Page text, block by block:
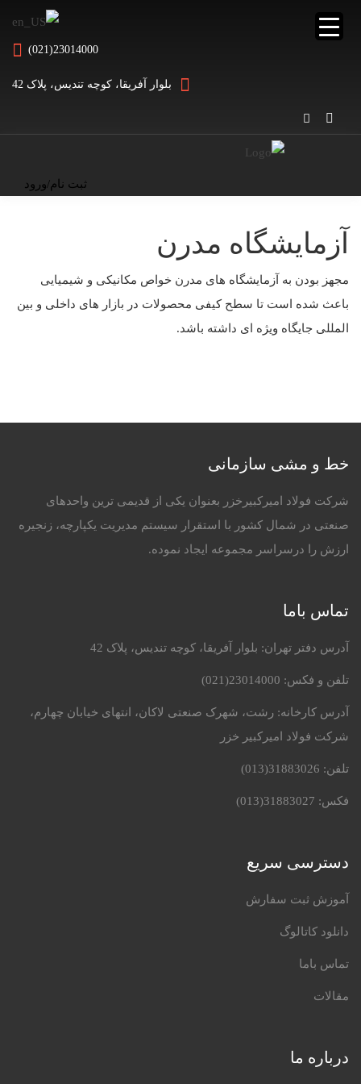
(021)23014000
بلوار آفریقا، کوچه تندیس، پلاک 42
ثبت نام/ورود
آزمایشگاه مدرن
مجهز بودن به آزمایشگاه های مدرن خواص مکانیکی و شیمیایی
باعث شده است تا سطح کیفی محصولات در بازار های داخلی و بین
المللی جایگاه ویژه ای داشته باشد.
خط و مشی سازمانی
شرکت فولاد امیرکبیرخزر بعنوان یکی از قدیمی ترین واحدهای
صنعتی در شمال کشور با استقرار سیستم مدیریت یکپارچه، زنجیره
ارزش را درسراسر مجموعه ایجاد نموده.
تماس باما
آدرس دفتر تهران: بلوار آفریقا، کوچه تندیس، پلاک 42
تلفن و فکس: 23014000(021)
آدرس کارخانه: رشت، شهرک صنعتی لاکان، انتهای خیابان چهارم،
شرکت فولاد امیرکبیر خزر
تلفن: 31883026(013)
فکس: 31883027(013)
دسترسی سریع
آموزش ثبت سفارش
دانلود کاتالوگ
تماس باما
مقالات
درباره ما